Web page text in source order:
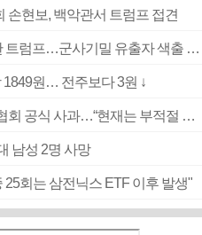
손현보, 백악관서 트럼프 접견
‘탄약 부족 사태’ 보도에 격노한 트럼프…군사기밀 유출자 색출 지시
1849원… 전주보다 3원 ↓
[속보] ‘심판 성접대’ 논란 축구협회 공식 사과…“현재는 부적절 행위 없어”
남성 2명 사망
회는 삼전닉스 ETF 이후 발생"